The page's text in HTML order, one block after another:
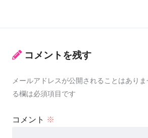
コメントを残す
メールアドレスが公開されることはありま
る欄は必須項目です
コメント ※